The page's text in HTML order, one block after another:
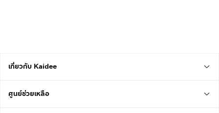
เกี่ยวกับ Kaidee
ศูนย์ช่วยเหลือ